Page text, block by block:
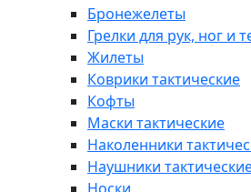
Бронежелеты
Грелки для рук, ног и
Жилеты
Коврики тактические
Кофты
Маски тактические
Наколенники
Наушники